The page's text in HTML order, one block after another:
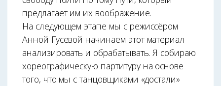
предлагает им их воображение.
На следующем этапе мы с режиссёром
Анной Гусевой начинаем этот материал
анализировать и обрабатывать. Я собираю
хореографическую партитуру на основе
того, что мы с танцовщиками «достали»